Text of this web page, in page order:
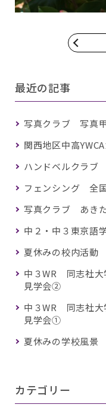
最近の記事
写真クラブ 写真
関西地区中高
ハンドベルクラブ
フェンシング 全
写真クラブ あき
中２・中３東京語
夏休みの校内活動
中３WR 同志社
見学会②
中３WR 同志社
見学会①
夏休みの学校風景
カテゴリー